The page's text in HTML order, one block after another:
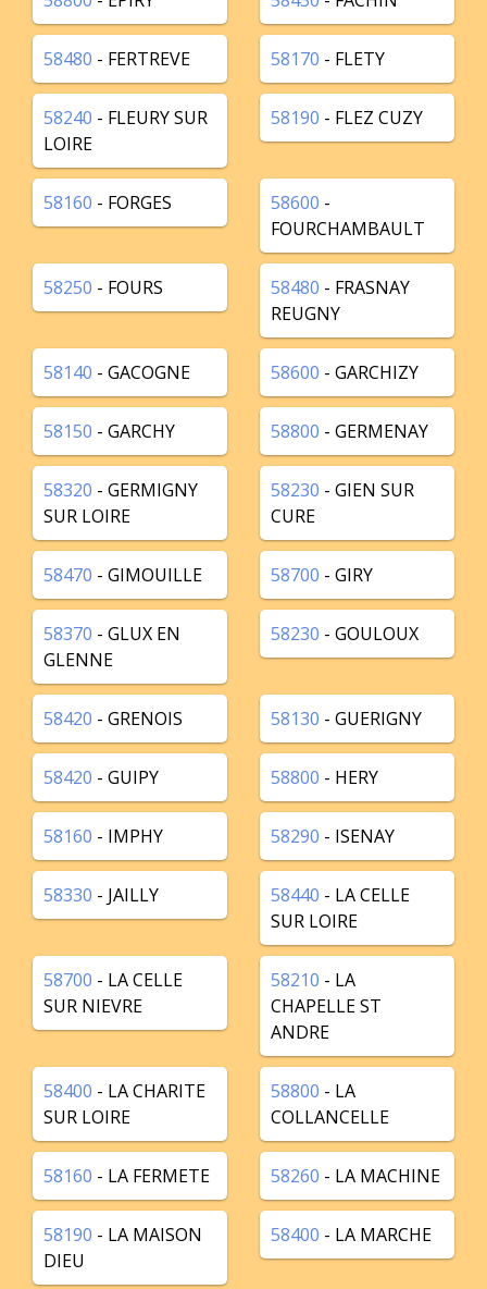
58480 - FERTREVE 58170 - FLETY
58240 - FLEURY SUR
LOIRE
58190 - FLEZ CUZY
58160 - FORGES 58600 -
FOURCHAMBAULT
58250 - FOURS 58480 - FRASNAY
REUGNY
58140 - GACOGNE 58600 - GARCHIZY
58150 - GARCHY 58800 - GERMENAY
58320 - GERMIGNY
SUR LOIRE
58230 - GIEN SUR
CURE
58470 - GIMOUILLE 58700 - GIRY
58370 - GLUX EN
GLENNE
58230 - GOULOUX
58420 - GRENOIS 58130 - GUERIGNY
58420 - GUIPY 58800 - HERY
58160 - IMPHY 58290 - ISENAY
58330 - JAILLY 58440 - LA CELLE
SUR LOIRE
58700 - LA CELLE
SUR NIEVRE
58210 - LA
CHAPELLE ST
ANDRE
58400 - LA CHARITE
SUR LOIRE
58800 - LA
COLLANCELLE
58160 - LA FERMETE 58260 - LA MACHINE
58190 - LA MAISON
DIEU
58400 - LA MARCHE